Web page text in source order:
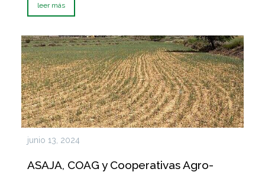
leer más
junio 13, 2024
ASAJA, COAG y Cooperativas Agro-